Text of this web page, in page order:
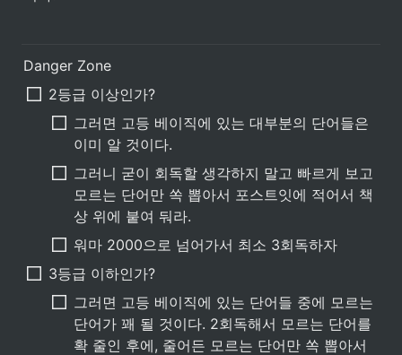
Danger Zone
2등급 이상인가?
그러면 고등 베이직에 있는 대부분의 단어들은
이미 알 것이다.
그러니 굳이 회독할 생각하지 말고 빠르게 보고
모르는 단어만 쏙 뽑아서 포스트잇에 적어서 책
상 위에 붙여 둬라.
워마 2000으로 넘어가서 최소 3회독하자
3등급 이하인가?
그러면 고등 베이직에 있는 단어들 중에 모르는
단어가 꽤 될 것이다. 2회독해서 모르는 단어를
확 줄인 후에, 줄어든 모르는 단어만 쏙 뽑아서